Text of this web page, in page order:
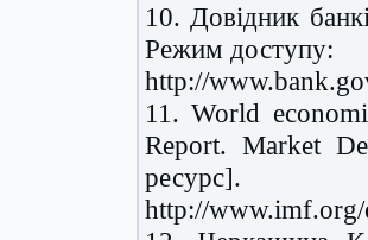
10. Довідник
Режим доступу:
http://
11. World
Report. Market
http://